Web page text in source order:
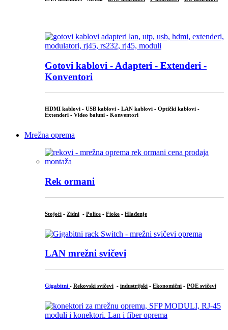
Gotovi kablovi - Adapteri - Extenderi -
Konventori
HDMI kablovi - USB kablovi - LAN kablovi - Optički kablovi -
Extenderi - Video baluni - Konventori
Mrežna oprema
Rek ormani
Stojeći - Zidni - Police - Fioke - Hlađenje
LAN mrežni svičevi
Gigabitni - Rekovski svičevi - industrijski - Ekonomični - POE svičevi